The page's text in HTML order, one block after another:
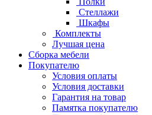
Стеллажи
Шкафы
Комплекты
Лучшая цена
Сборка мебели
Покупателю
Условия оплаты
Условия доставки
Гарантия на товар
Памятка покупателю